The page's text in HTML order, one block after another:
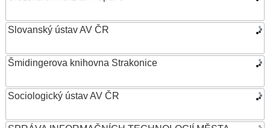
Slovanský ústav AV ČR
Šmidingerova knihovna Strakonice
Sociologický ústav AV ČR